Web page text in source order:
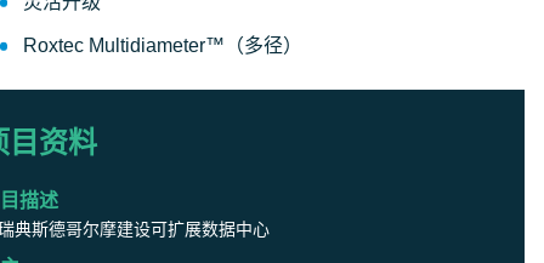
Roxtec Multidiameter™（多径）
目资料
描述
典斯德哥尔摩建设可扩展数据中心